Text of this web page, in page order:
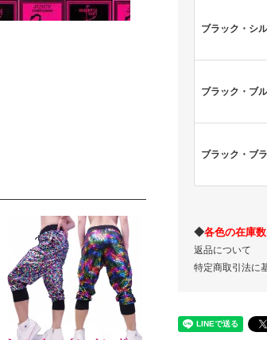
ブラック・シ
ブラック・ブ
ブラック・ブ
◆各色の在庫
返品について
特定商取引法に